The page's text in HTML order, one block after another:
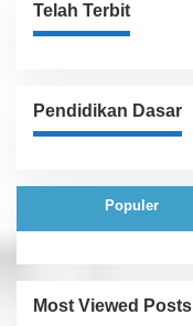
Telah Terbit
Pendidikan Dasar
Populer
Most Viewed Posts